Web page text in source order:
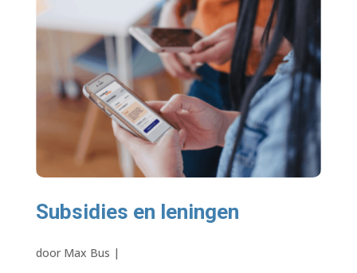
Subsidies en leningen
door Max Bus |